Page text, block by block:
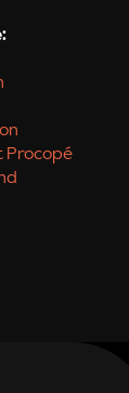
Procopé